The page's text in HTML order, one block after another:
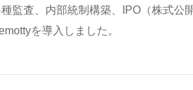
監査、内部統制構築、IPO（株式公
を導入しました。